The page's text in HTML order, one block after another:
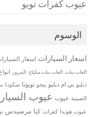
عيوب كفرات تويو
الوسوم
اسعار السيارات اسعار
العاب بنات العاب بنات مكياج المرور
دبليو بي ام دبليو بيجو تويوتا سكودا
الصينية عيوب عيوب
عيوب هوندا كفرات كيا مرسيدس